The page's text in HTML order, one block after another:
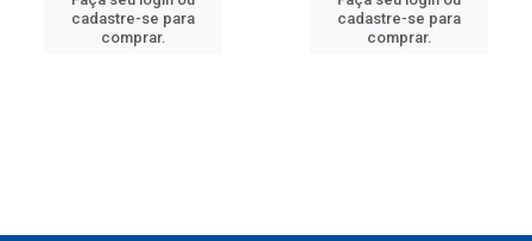
cadastre-se para
comprar.
cadastre-se para
comprar.